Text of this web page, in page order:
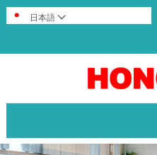
日本語 